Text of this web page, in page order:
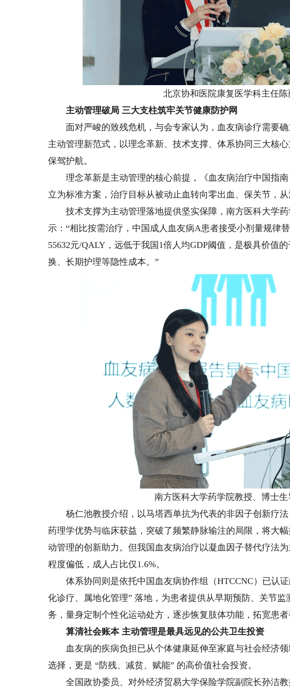
北京协和医院康复医学科主任
主动管理破局 三大支柱筑牢关节健康防护网
面对严峻的致残危机，与会专家认为，血友病诊疗需要确
主动管理新范式，以理念革新、技术支撑、体系协同三大核
保驾护航。
理念革新是主动管理的核心前提，《血友病治疗中国指南
立为标准方案，治疗目标从被动止血转向零出血、保关节，从
技术支撑为主动管理落地提供坚实保障，南方医科大学药
示：“相比按需治疗，中国成人血友病A患者接受小剂量规律
55632元/QALY，远低于我国1倍人均GDP阈值，是极具价值
换、长期护理等隐性成本。”
南方医科大学药学院教授、博士
杨仁池教授介绍，以马塔西单抗为代表的非因子创新疗法
药理学优势与临床获益，突破了频繁静脉输注的局限，将大
动管理的创新助力。但我国血友病治疗以凝血因子替代疗法
程度偏低，成人占比仅1.6%。
体系协同则是依托中国血友病协作组（HTCCNC）已认证
化诊疗、属地化管理” 落地，为患者提供从早期预防、关节
务，量身定制个性化运动处方，逐步恢复肢体功能，拓宽患者
算清社会账本 主动管理是最具远见的公共卫生投资
血友病的疾病负担已从个体健康延伸至家庭与社会经济领
选择，更是 “防残、减贫、赋能” 的高价值社会投资。
全国政协委员、对外经济贸易大学保险学院副院长孙洁教